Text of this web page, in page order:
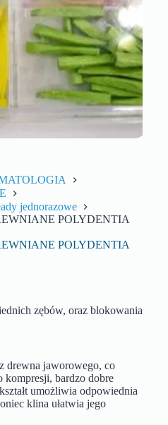
jednorazowe
POLYDENTIA
POLYDENTIA
zębów, oraz blokowania
drewna jaworowego, co
kompresji, bardzo dobre
umożliwia odpowiednia
klina ułatwia jego